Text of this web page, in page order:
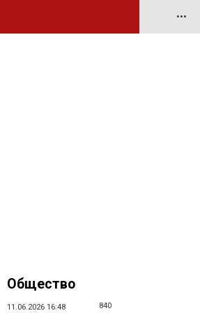
•••
Общество
11.06.2026 16:48 840